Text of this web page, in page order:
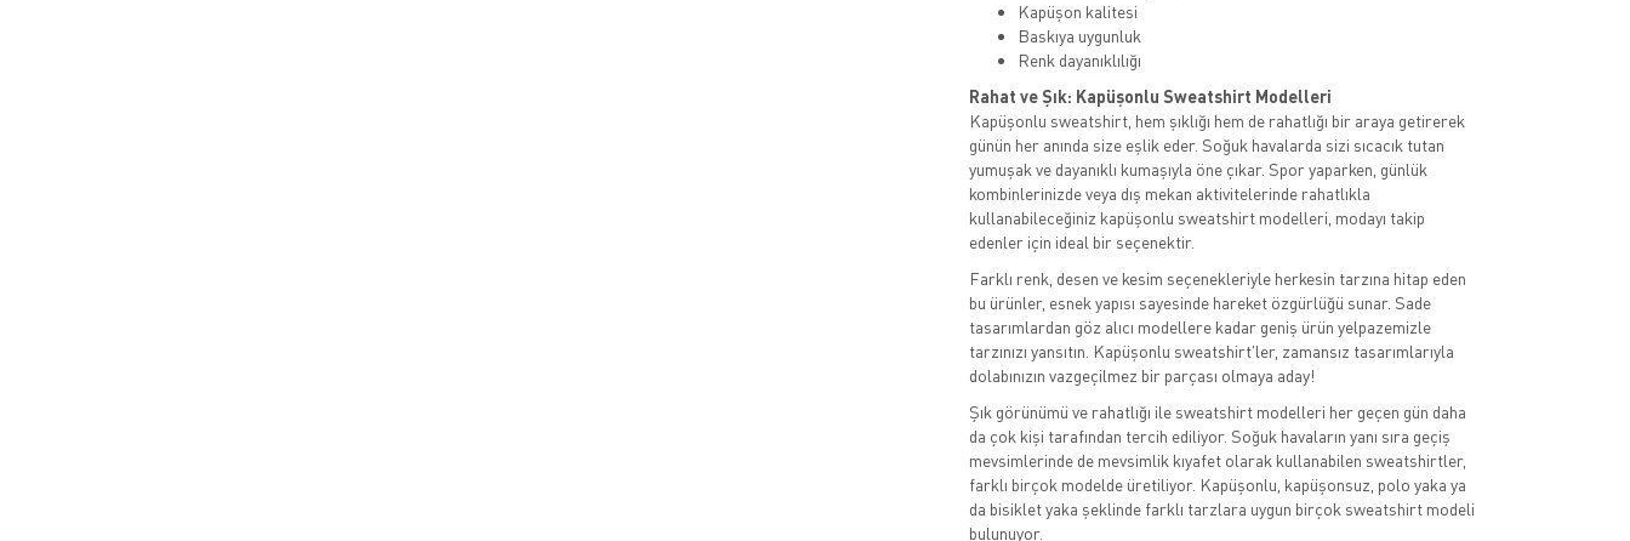
Kapüşon kalitesi
Baskıya uygunluk
Renk dayanıklılığı
Rahat ve Şık: Kapüşonlu Sweatshirt Modelleri
Kapüşonlu sweatshirt, hem şıklığı hem de rahatlığı bir araya getirerek
günün her anında size eşlik eder. Soğuk havalarda sizi sıcacık tutan
yumuşak ve dayanıklı kumaşıyla öne çıkar. Spor yaparken, günlük
kombinlerinizde veya dış mekan aktivitelerinde rahatlıkla
kullanabileceğiniz kapüşonlu sweatshirt modelleri, modayı takip
edenler için ideal bir seçenektir.
Farklı renk, desen ve kesim seçenekleriyle herkesin tarzına hitap eden
bu ürünler, esnek yapısı sayesinde hareket özgürlüğü sunar. Sade
tasarımlardan göz alıcı modellere kadar geniş ürün yelpazemizle
tarzınızı yansıtın. Kapüşonlu sweatshirt'ler, zamansız tasarımlarıyla
dolabınızın vazgeçilmez bir parçası olmaya aday!
Şık görünümü ve rahatlığı ile sweatshirt modelleri her geçen gün daha
da çok kişi tarafından tercih ediliyor. Soğuk havaların yanı sıra geçiş
mevsimlerinde de mevsimlik kıyafet olarak kullanabilen sweatshirtler,
farklı birçok modelde üretiliyor. Kapüşonlu, kapüşonsuz, polo yaka ya
da bisiklet yaka şeklinde farklı tarzlara uygun birçok sweatshirt modeli
bulunuyor.